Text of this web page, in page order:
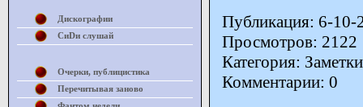
Публикация: 6-10-
Просмотров: 2122
Категория: Заметки
Комментарии: 0
Дискографии
СиDи слушай
Очерки, публицистика
Перечитывая заново